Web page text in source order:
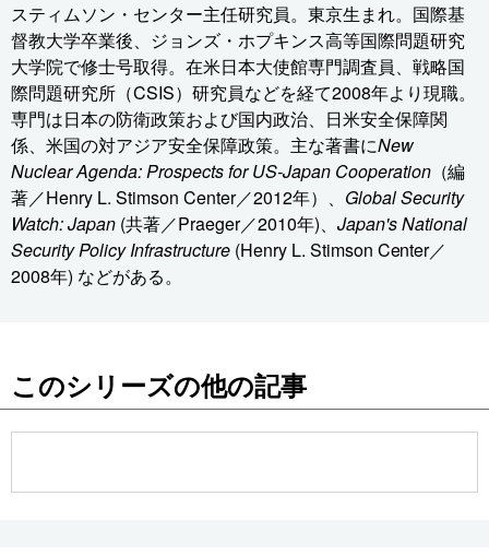
スティムソン・センター主任研究員。東京生まれ。国際基
督教大学卒業後、ジョンズ・ホプキンス高等国際問題研究
大学院で修士号取得。在米日本大使館専門調査員、戦略国
際問題研究所（CSIS）研究員などを経て2008年より現職。
専門は日本の防衛政策および国内政治、日米安全保障関
係、米国の対アジア安全保障政策。主な著書にNew
Nuclear Agenda: Prospects for US-Japan Cooperation（編
著／Henry L. Stimson Center／2012年）、 Global Security
Watch: Japan(共著／Praeger／2010年)、 Japan's National
Security Policy Infrastructure(Henry L. Stimson Center／
2008年) などがある。
このシリーズの他の記事